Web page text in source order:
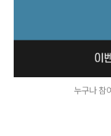
누구나 참